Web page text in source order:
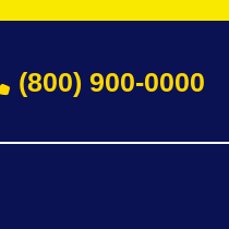
(800) 900-0000